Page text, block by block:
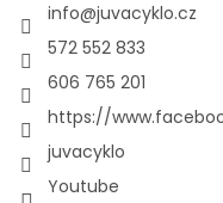
info@juvacyklo.cz
572 552 833
606 765 201
https://
juvacyklo
Youtube